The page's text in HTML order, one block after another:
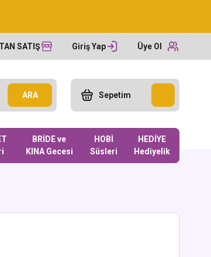
SATIŞ Giriş Yap Üye Ol
ARA Sepetim
BRİDE ve
KINA Gecesi
HOBİ
Süsleri
HEDİYE
Hediyelik